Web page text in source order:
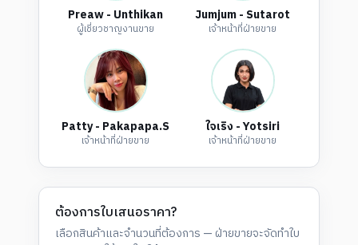
Preaw - Unthikan
ผู้เชี่ยวชาญงานขาย
Jumjum - Sutarot
เจ้าหน้าที่ฝ่ายขาย
Patty - Pakapapa.S
เจ้าหน้าที่ฝ่ายขาย
ใจเริง - Yotsiri
เจ้าหน้าที่ฝ่ายขาย
ต้องการใบเสนอราคา?
เลือกสินค้าและจำนวนที่ต้องการ — ฝ่ายขายจะจัดทำใบ